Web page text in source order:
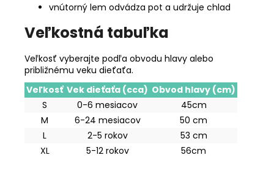
vnútorný lem odvádza pot a udržuje chlad
Veľkostná tabuľka
Veľkosť vyberajte podľa obvodu hlavy alebo
približnému veku dieťaťa.
Veľkosť Vek dieťaťa (cca) Obvod hlavy (cm)
S
0-6 mesiacov
45cm
M
6-24 mesiacov
50 cm
L
2-5 rokov
53 cm
XL
5-12 rokov 56cm